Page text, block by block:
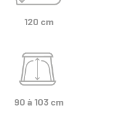
120 cm
90 à 103 cm